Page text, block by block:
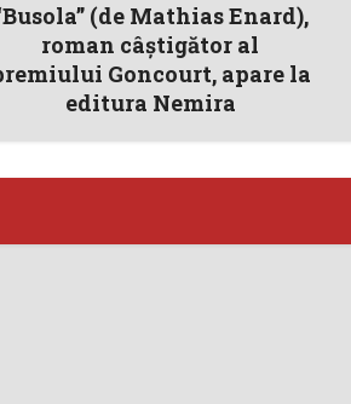
(de Mathias Enard),
roman câștigător al
Goncourt, apare la
editura Nemira